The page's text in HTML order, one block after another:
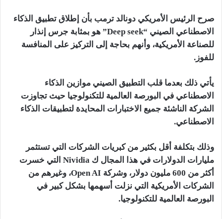
صرح الرئيس الأمريكي دونالد ترمب بأن إطلاق تطبيق الذكاء
الاصطناعي الصيني “Deep seek” هو بمثابة جرس إنذار
للصناعة الأمريكية، وأنهم بحاجة إلى التركيز على المنافسة
للفوز.
يأتي ذلك بعدما قلب التطبيق الصيني موازين الذكاء
الاصطناعي في البورصة العالمية للتكنولوجيا حيث تجاوزت
الشركة الناشئة جميع الاختبارات المحايدة لتطبيقات الذكاء
الاصطناعي.
وذلك بتكلفة أقل بكثير من كبريات الشركات التي تستثمر
مليارات الدولارات في هذا المجال ك Nividia التي خسرت
أكثر من 600 مليون دولار، وشركة Open AI، وغيرهم من
الشركات الأمريكية التي نزلت أسهمها بشكل كبير في
البورصة العالمية للتكنولوجيا.